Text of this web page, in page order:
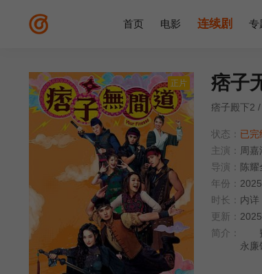
首页 电影 连续剧 专
正片 痞子
痞子殿下2
状态： 已完
主演： 周嘉
导演： 陈耀
年份： 2025
时长： 内详
更新：
简介：
费
永廉